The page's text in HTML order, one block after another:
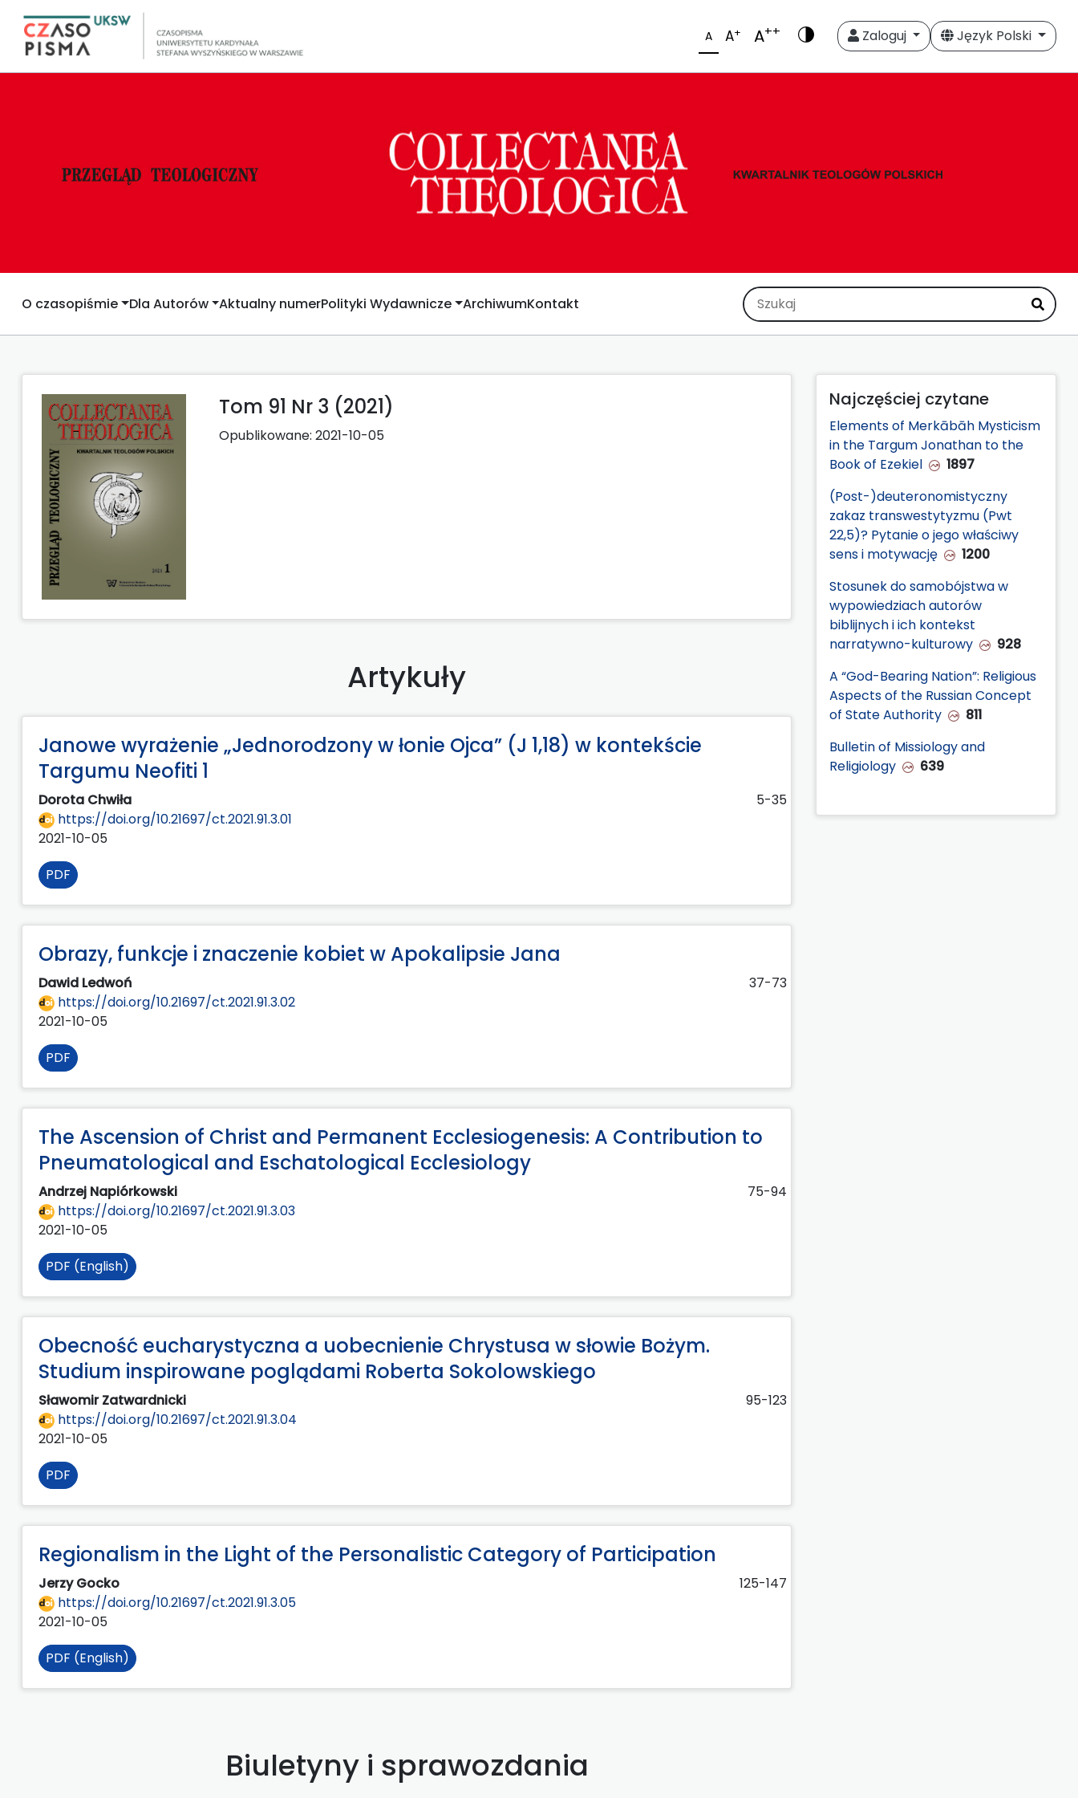
A A+ A++ Zaloguj Język Polski
O czasopiśmie Dla Autorów Aktualny numerPolityki Wydawnicze ArchiwumKontakt
Tom 91 Nr 3 (2021)
Opublikowane: 2021-10-05
Artykuły
Janowe wyrażenie „Jednorodzony w łonie Ojca” (J 1,18) w kontekście
Targumu Neofiti 1
Dorota Chwiła
5-35
https://doi.org/10.21697/ct.2021.91.3.01
2021-10-05
PDF
Obrazy, funkcje i znaczenie kobiet w Apokalipsie Jana
Dawid Ledwoń
37-73
https://doi.org/10.21697/ct.2021.91.3.02
2021-10-05
PDF
The Ascension of Christ and Permanent Ecclesiogenesis: A Contribution to
Pneumatological and Eschatological Ecclesiology
Andrzej Napiórkowski
75-94
https://doi.org/10.21697/ct.2021.91.3.03
2021-10-05
PDF (English)
Obecność eucharystyczna a uobecnienie Chrystusa w słowie Bożym.
Studium inspirowane poglądami Roberta Sokolowskiego
Sławomir Zatwardnicki
95-123
https://doi.org/10.21697/ct.2021.91.3.04
2021-10-05
PDF
Regionalism in the Light of the Personalistic Category of Participation
Jerzy Gocko
125-147
https://doi.org/10.21697/ct.2021.91.3.05
2021-10-05
PDF (English)
Biuletyny i sprawozdania
Najczęściej czytane
Elements of Merkābāh Mysticism
in the Targum Jonathan to the
Book of Ezekiel
1897
(Post-)deuteronomistyczny
zakaz transwestytyzmu (Pwt
22,5)? Pytanie o jego właściwy
sens i motywację
1200
Stosunek do samobójstwa w
wypowiedziach autorów
biblijnych i ich kontekst
narratywno-kulturowy
928
A “God-Bearing Nation”: Religious
Aspects of the Russian Concept
of State Authority
811
Bulletin of Missiology and
Religiology
639